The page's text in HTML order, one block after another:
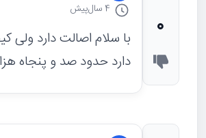
0
4 سال پیش
با سلام اصالت دارد ولی
دارد حدود صد و پنجاه